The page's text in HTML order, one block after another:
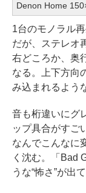
Denon Home
1台のモノラル
だが、ステレオ
右どころか、奥
なる。上下方向
み込まれるよう
音も桁違いにグ
ップ具合がすご
なんでこんなに
く沈む。「Bad
うな“怖さ”が出